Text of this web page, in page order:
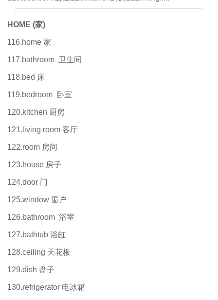
HOME (家)
116.home 家
117.bathroom 卫生间
118.bed 床
119.bedroom 卧室
120.kitchen 厨房
121.living room 客厅
122.room 房间
123.house 房子
124.door 门
125.window 窗户
126.bathroom 浴室
127.bathtub 浴缸
128.ceiling 天花板
129.dish 盘子
130.refrigerator 电冰箱